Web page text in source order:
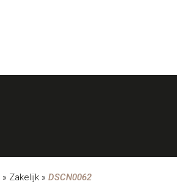
» Zakelijk » DSCN0062